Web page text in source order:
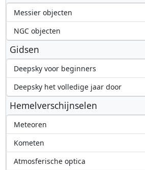
Messier objecten
NGC objecten
Gidsen
Deepsky voor beginners
Deepsky het volledige jaar door
Hemelverschijnselen
Meteoren
Kometen
Atmosferische optica